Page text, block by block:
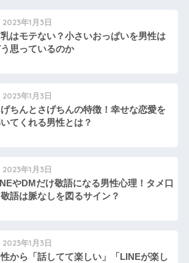
2023年1月3日
はモテない？小さいおっぱいを男性は
思っているのか
2023年1月3日
ちんとさげちんの特徴！幸せな恋愛を
てくれる男性とは？
2023年1月3日
やDMだけ敬語になる男性心理！タメ口
語は脈なしを図るサイン？
2023年1月3日
から「話してて楽しい」「LINEが楽し